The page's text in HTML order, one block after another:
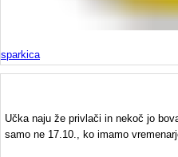
sparkica
Učka naju že privlači in nekoč jo
samo ne 17.10., ko imamo